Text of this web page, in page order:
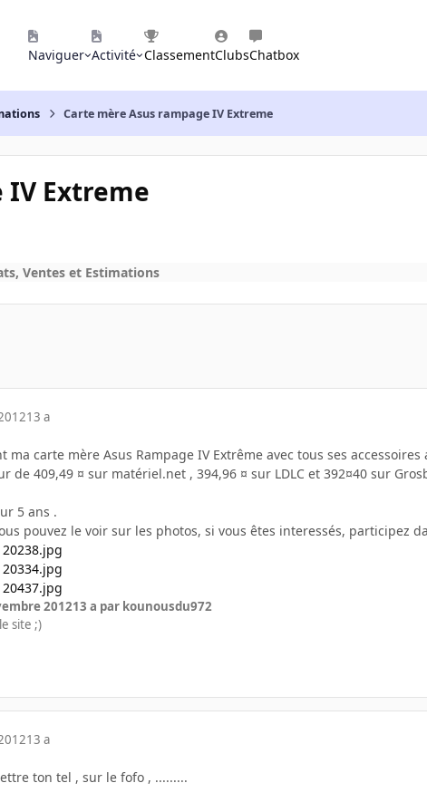
Naviguer Activité ClassementClubsChatbox
Carte mère Asus rampage IV Extreme
IV Extreme
Ventes et Estimations
13 a
ma carte mère Asus Rampage IV Extrême avec tous ses
de 409,49 ¤ sur matériel.net , 394,96 ¤ sur LDLC et 392¤40 sur
5 ans .
pouvez le voir sur les photos, si vous êtes interessés, participez
201213 a par kounousdu972
site ;)
13 a
ton tel , sur le fofo , .........